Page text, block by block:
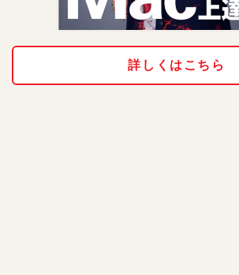
詳しくはこちら